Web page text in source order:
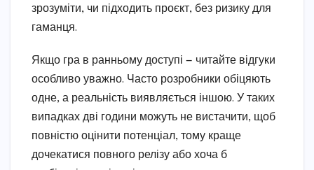
зрозуміти, чи підходить проєкт, без ризику для
гаманця.
Якщо гра в ранньому доступі — читайте відгуки
особливо уважно. Часто розробники обіцяють
одне, а реальність виявляється іншою. У таких
випадках дві години можуть не вистачити, щоб
повністю оцінити потенціал, тому краще
дочекатися повного релізу або хоча б